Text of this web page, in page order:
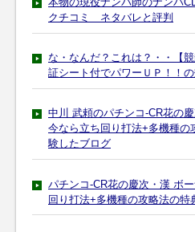
クチコミ ネタバレと評判
な・なんだ？これは？・・【
証シート付でパワーＵＰ！！
中川 武頼のパチンコ-CR花の
今なら立ち回り打法+多機種
験したブログ
パチンコ-CR花の慶次・漢 ボ
回り打法+多機種の攻略法の特